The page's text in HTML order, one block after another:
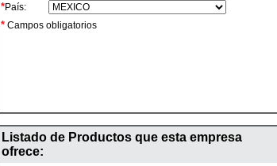
*País:
* Campos obligatorios
Listado de Productos que esta empresa
ofrece: